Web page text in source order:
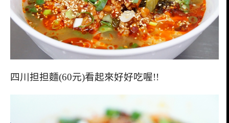
四川担担麵(60元)看起來好好吃喔!!